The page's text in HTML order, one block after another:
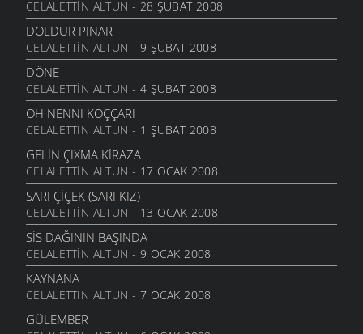
TUKAN MI AÇTI?
FIKRALAR - 29 MAYIS 2007
PEŞKIR ASTIM
MANILER
BU DERE
MANILER- 26 MAYIS 2007
GÖRDÜM
MANILER- 26 MAYIS 2007
DEGIL MI?
MANILER- 26 MAYIS 2007
DOLANIR
MANILER- 26 MAYIS 2007
BULUT
MANILER - 26 MAYIS 2007
BU DAĞLAR
MANILER- 26 MAYIS 2007
CELALETTIN ALTUN - 28 ŞUBAT 2008
DOLDUR PINAR
CELALETTIN ALTUN - 9 ŞUBAT 2008
DÖNE
CELALETTIN ALTUN - 4 ŞUBAT 2008
OH NENNI KOÇÇARI
CELALETTIN ALTUN - 1 ŞUBAT 2008
GELIN ÇIXMA KIRAZA
CELALETTIN ALTUN - 17 OCAK 2008
SARI ÇIÇEK (SARI KIZ)
CELALETTIN ALTUN - 13 OCAK 2008
SIS DAĞININ BAŞINDA
CELALETTIN ALTUN - 9 OCAK 2008
KAYNANA
CELALETTIN ALTUN - 7 OCAK 2008
GÜLEMBER